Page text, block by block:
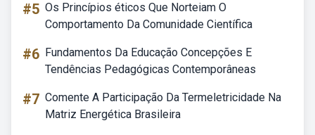
#5 Os Princípios éticos Que Norteiam O
Comportamento Da Comunidade Científica
#6 Fundamentos Da Educação Concepções E
Tendências Pedagógicas Contemporâneas
#7 Comente A Participação Da Termeletricidade Na
Matriz Energética Brasileira